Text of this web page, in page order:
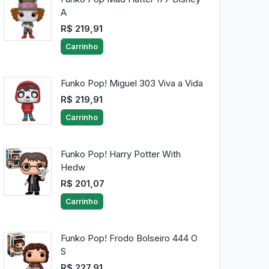
A
R$ 219,91
Carrinho
Funko Pop! Miguel 303 Viva a Vida
R$ 219,91
Carrinho
Funko Pop! Harry Potter With
Hedw
R$ 201,07
Carrinho
Funko Pop! Frodo Bolseiro 444 O
S